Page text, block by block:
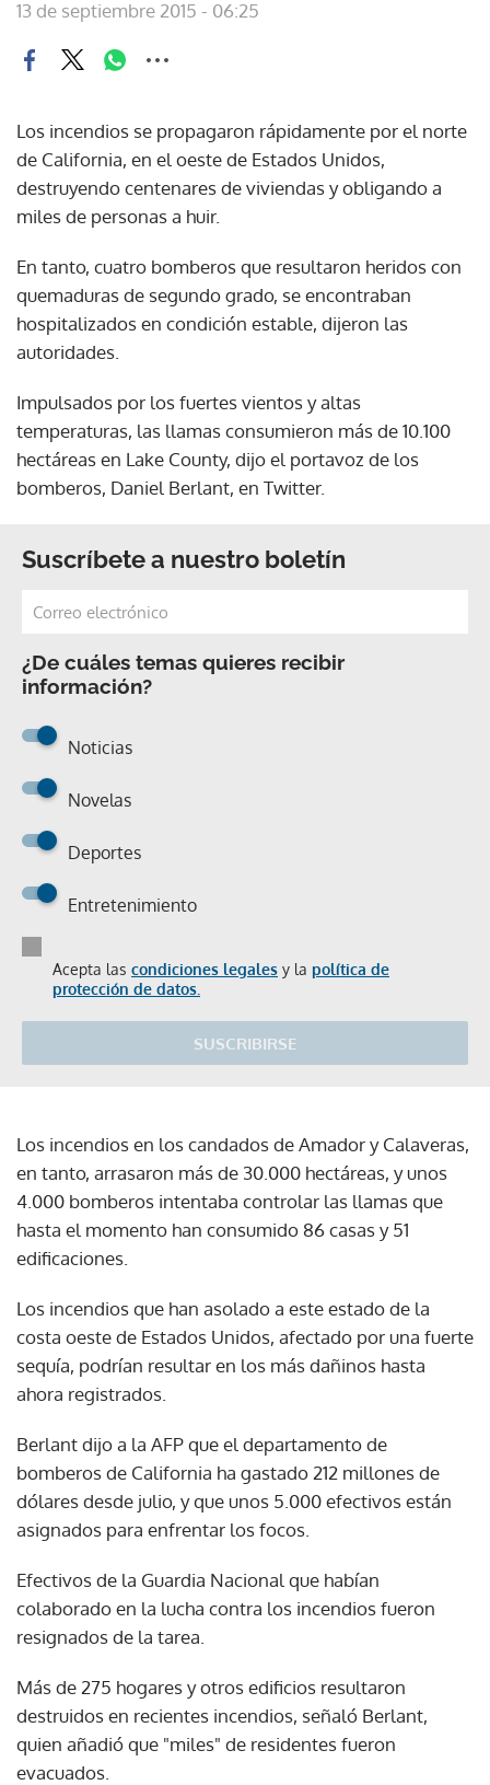
13 de septiembre 2015 - 06:25
Los incendios se propagaron rápidamente por el norte
de California, en el oeste de Estados Unidos,
destruyendo centenares de viviendas y obligando a
miles de personas a huir.
En tanto, cuatro bomberos que resultaron heridos con
quemaduras de segundo grado, se encontraban
hospitalizados en condición estable, dijeron las
autoridades.
Impulsados por los fuertes vientos y altas
temperaturas, las llamas consumieron más de 10.100
hectáreas en Lake County, dijo el portavoz de los
bomberos, Daniel Berlant, en Twitter.
Suscríbete a nuestro boletín
¿De cuáles temas quieres recibir
información?
Noticias
Novelas
Deportes
Entretenimiento
Acepta las condiciones legales y la política de
protección de datos.
SUSCRIBIRSE
Los incendios en los candados de Amador y Calaveras,
en tanto, arrasaron más de 30.000 hectáreas, y unos
4.000 bomberos intentaba controlar las llamas que
hasta el momento han consumido 86 casas y 51
edificaciones.
Los incendios que han asolado a este estado de la
costa oeste de Estados Unidos, afectado por una fuerte
sequía, podrían resultar en los más dañinos hasta
ahora registrados.
Berlant dijo a la AFP que el departamento de
bomberos de California ha gastado 212 millones de
dólares desde julio, y que unos 5.000 efectivos están
asignados para enfrentar los focos.
Efectivos de la Guardia Nacional que habían
colaborado en la lucha contra los incendios fueron
resignados de la tarea.
Más de 275 hogares y otros edificios resultaron
destruidos en recientes incendios, señaló Berlant,
quien añadió que "miles" de residentes fueron
evacuados.